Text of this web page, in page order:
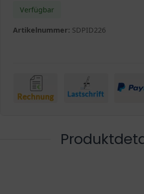
Verfügbar
Artikelnummer: SDPID226